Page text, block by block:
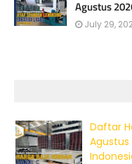
Agustus
July 29,
Daftar
Agustus